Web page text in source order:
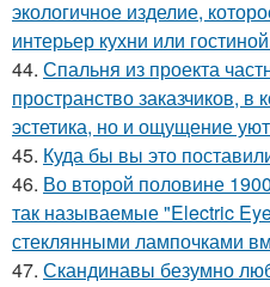
экологичное изделие,
интерьер кухни или
44. Спальня из проекта
пространство заказчиков,
эстетика, но и ощущение
45. Куда бы вы это
46. Во второй половине
так называемые "Electric
стеклянными лампочками
47. Скандинавы безумно